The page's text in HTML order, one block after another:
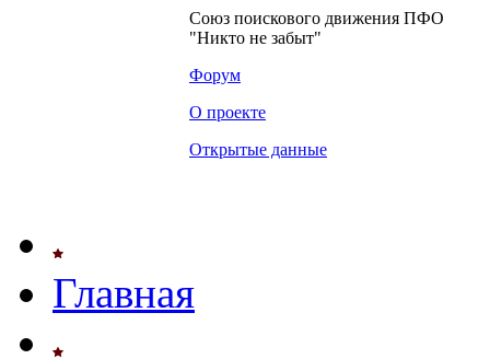
Союз поискового движения ПФО
"Никто не забыт"
Форум
О проекте
Открытые данные
Главная